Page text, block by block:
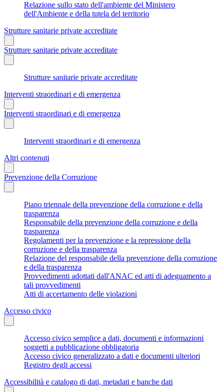
Relazione sullo stato dell'ambiente del Ministero
dell'Ambiente e della tutela del territorio
Strutture sanitarie private accreditate
Strutture sanitarie private accreditate
Strutture sanitarie private accreditate
Interventi straordinari e di emergenza
Interventi straordinari e di emergenza
Interventi straordinari e di emergenza
Altri contenuti
Prevenzione della Corruzione
Piano triennale della prevenzione della corruzione e della
trasparenza
Responsabile della prevenzione della corruzione e della
trasparenza
Regolamenti per la prevenzione e la repressione della
corruzione e della trasparenza
Relazione del responsabile della prevenzione della corruzione
e della trasparenza
Provvedimenti adottati dall'ANAC ed atti di adeguamento a
tali provvedimenti
Atti di accertamento delle violazioni
Accesso civico
Accesso civico semplice a dati, documenti e informazioni
soggetti a pubblicazione obbligatoria
Accesso civico generalizzato a dati e documenti ulteriori
Registro degli accessi
Accessibilità e catalogo di dati, metadati e banche dati